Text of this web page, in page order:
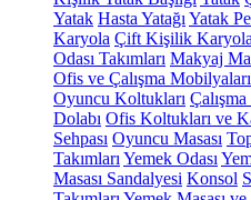
Yatak Hasta Yatağı Yatak
Karyola Çift Kişilik Karyola
Odası Takımları Makyaj
Ofis ve Çalışma Mobilyaları
Oyuncu Koltukları
Dolabı Ofis Koltukları ve
Sehpası Oyuncu Masası
Takımları Yemek Odası
Masası Sandalyesi Konsol